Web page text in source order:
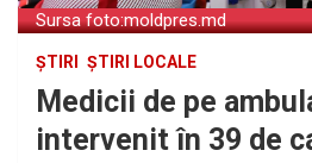
Sursa foto:moldpres.md
ȘTIRI ȘTIRI LOCALE
Medicii de pe
intervenit în 39 de